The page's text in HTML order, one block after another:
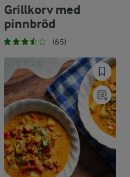
Grillkorv med
pinnbröd
(65)